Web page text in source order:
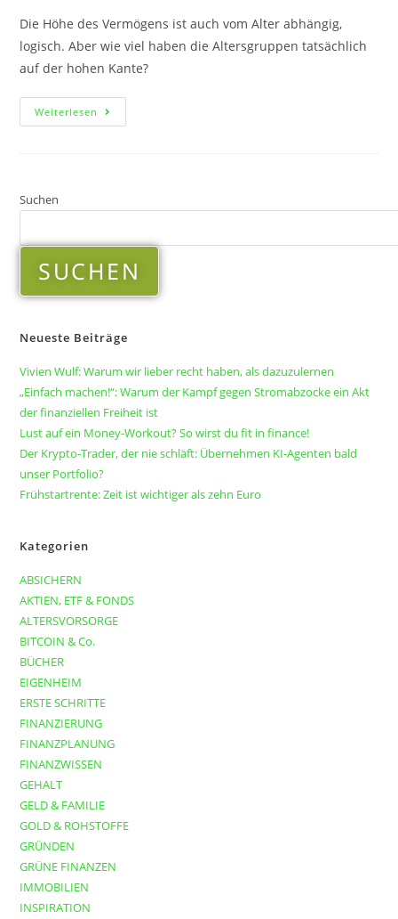
Die Höhe des Vermögens ist auch vom Alter abhängig,
logisch. Aber wie viel haben die Altersgruppen tatsächlich
auf der hohen Kante?
Weiterlesen
Suchen
SUCHEN
Neueste Beiträge
Vivien Wulf: Warum wir lieber recht haben, als dazuzulernen
„Einfach machen!“: Warum der Kampf gegen Stromabzocke ein Akt
der finanziellen Freiheit ist
Lust auf ein Money-Workout? So wirst du fit in finance!
Der Krypto-Trader, der nie schläft: Übernehmen KI-Agenten bald
unser Portfolio?
Frühstartrente: Zeit ist wichtiger als zehn Euro
Kategorien
ABSICHERN
AKTIEN, ETF & FONDS
ALTERSVORSORGE
BITCOIN & Co.
BÜCHER
EIGENHEIM
ERSTE SCHRITTE
FINANZIERUNG
FINANZPLANUNG
FINANZWISSEN
GEHALT
GELD & FAMILIE
GOLD & ROHSTOFFE
GRÜNDEN
GRÜNE FINANZEN
IMMOBILIEN
INSPIRATION